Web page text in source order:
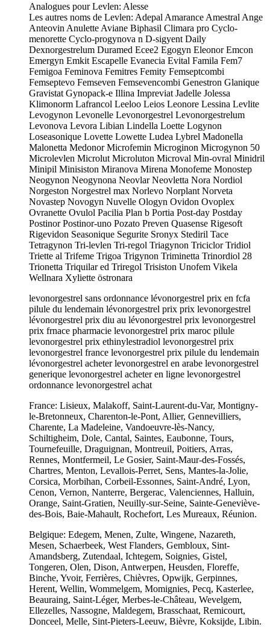
Analogues pour Levlen: Alesse
Les autres noms de Levlen: Adepal Amarance Amestral Ange
Anteovin Anulette Aviane Biphasil Climara pro Cyclo-
menorette Cyclo-progynova n D-sigyent Daily
Dexnorgestrelum Duramed Ecee2 Egogyn Eleonor Emcon
Emergyn Emkit Escapelle Evanecia Evital Famila Fem7
Femigoa Feminova Femitres Femity Femseptcombi
Femseptevo Femseven Femsevencombi Genestron Glanique
Gravistat Gynopack-e Illina Impreviat Jadelle Jolessa
Klimonorm Lafrancol Leeloo Leios Leonore Lessina Levlite
Levogynon Levonelle Levonorgestrel Levonorgestrelum
Levonova Levora Libian Lindella Loette Logynon
Loseasonique Lovette Lowette Ludea Lybrel Madonella
Malonetta Medonor Microfemin Microginon Microgynon 50
Microlevlen Microlut Microluton Microval Min-ovral Minidril
Minipil Minisiston Miranova Mirena Monofeme Monostep
Neogynon Neogynona Neovlar Neovletta Nora Nordiol
Norgeston Norgestrel max Norlevo Norplant Norveta
Novastep Novogyn Nuvelle Ologyn Ovidon Ovoplex
Ovranette Ovulol Pacilia Plan b Portia Post-day Postday
Postinor Postinor-uno Pozato Preven Quasense Rigesoft
Rigevidon Seasonique Segurite Sronyx Stediril Tace
Tetragynon Tri-levlen Tri-regol Triagynon Triciclor Tridiol
Triette al Trifeme Trigoa Trigynon Triminetta Trinordiol 28
Trionetta Triquilar ed Triregol Trisiston Unofem Vikela
Wellnara Xyliette östronara
levonorgestrel sans ordonnance lévonorgestrel prix en fcfa
pilule du lendemain lévonorgestrel prix prix levonorgestrel
lévonorgestrel prix diu au lévonorgestrel prix levonorgestrel
prix frnace pharmacie levonorgestrel prix maroc pilule
levonorgestrel prix ethinylestradiol levonorgestrel prix
levonorgestrel france levonorgestrel prix pilule du lendemain
lévonorgestrel acheter levonorgestrel en arabe levonorgestrel
generique levonorgestrel acheter en ligne levonorgestrel
ordonnance levonorgestrel achat
France: Lisieux, Malakoff, Saint-Laurent-du-Var, Montigny-
le-Bretonneux, Charenton-le-Pont, Allier, Gennevilliers,
Charente, La Madeleine, Vandoeuvre-lès-Nancy,
Schiltigheim, Dole, Cantal, Saintes, Eaubonne, Tours,
Tournefeuille, Draguignan, Montreuil, Poitiers, Arras,
Rennes, Montfermeil, Le Gosier, Saint-Maur-des-Fossés,
Chartres, Menton, Levallois-Perret, Sens, Mantes-la-Jolie,
Corsica, Morbihan, Corbeil-Essonnes, Saint-André, Lyon,
Cenon, Vernon, Nanterre, Bergerac, Valenciennes, Halluin,
Orange, Saint-Gratien, Neuilly-sur-Seine, Sainte-Geneviève-
des-Bois, Baie-Mahault, Rochefort, Les Mureaux, Réunion.
Belgique: Edegem, Menen, Zulte, Wingene, Nazareth,
Mesen, Schaerbeek, West Flanders, Gembloux, Sint-
Amandsberg, Zutendaal, Ichtegem, Soignies, Gistel,
Tongeren, Olen, Dison, Antwerpen, Heusden, Floreffe,
Binche, Yvoir, Ferrières, Chièvres, Opwijk, Gerpinnes,
Herent, Wellin, Wommelgem, Momignies, Pecq, Kasterlee,
Beauraing, Saint-Léger, Merbes-le-Château, Wevelgem,
Ellezelles, Nassogne, Maldegem, Brasschaat, Remicourt,
Donceel, Melle, Sint-Pieters-Leeuw, Bièvre, Koksijde, Libin.